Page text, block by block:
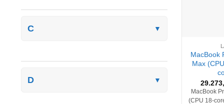
C ▼
D ▼
MacBook
Max
MacBook
(CPU 18-